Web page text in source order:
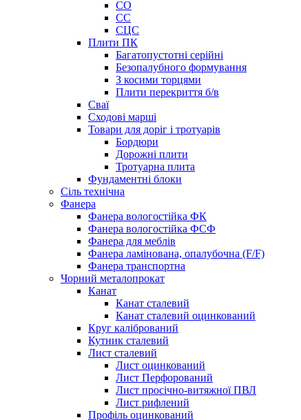
СО
СС
СЦС
Плити ПК
Багатопустотні серійні
Безопалубного формування
З косими торцями
Плити перекриття б/в
Сваї
Сходові марші
Товари для доріг і тротуарів
Бордюри
Дорожні плити
Тротуарна плита
Фундаментні блоки
Сіль технічна
Фанера
Фанера вологостійка ФК
Фанера вологостійка ФСФ
Фанера для меблів
Фанера ламінована, опалубочна (F/F)
Фанера транспортна
Чорний металопрокат
Канат
Канат сталевий
Канат сталевий оцинкований
Круг калібрований
Кутник сталевий
Лист сталевий
Лист оцинкований
Лист Перфорований
Лист просічно-витяжної ПВЛ
Лист рифлений
Профіль оцинкований